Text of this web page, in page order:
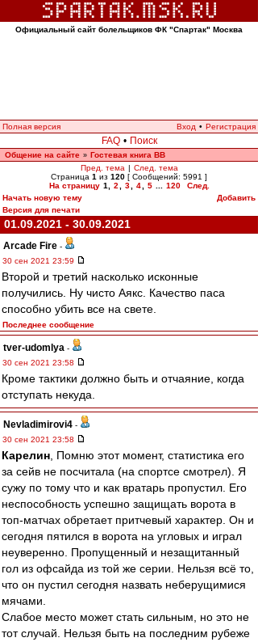
Официальный сайт болельщиков ФК "Спартак" Москва
Полная версия Вход • Регистрация
FAQ • Поиск
Общение на сайте » Гостевая книга ВВ
Пред. тема | След. тема
Страница 1 из 120 [ Сообщений: 5991 ]
На страницу 1 2 3 4 5 120
След.
Начать новую тему
Добавить
Версия для печати
01.09.2021 - 30.09.2021
Arcade Fire -
30 сен 2021 23:59
Второй и третий насколько исконные
получились. Ну чисто Аякс. Качество паса
способно убить все на свете.
Последнее сообщение
tver-udomlya -
30 сен 2021 23:58
Кроме тактики должно быть и отчаяние, когда
отступать некуда.
Nevladimirovi4 -
30 сен 2021 23:58
Карелин , Помню этот момент, статистика его
за сейв не посчитала (на спортсе смотрел). Я
сужу по тому что и как вратарь пропустил. Его
неспособность успешно защищать ворота в
топ-матчах обретает притчевый характер. Он и
сегодня пятился в ворота на угловых и играл
неуверенно. Пропущенный и незащитанный
гол из офсайда из той же серии. Нельзя всё то,
что он пустил сегодня назвать неберущимися
мячами.
Слабое место может стать сильным, но это не
тот случай. Нельзя быть на последним рубеже